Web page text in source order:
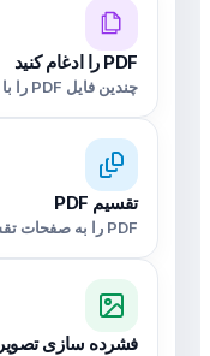
PDF را ادغام کنید
چندین فایل PDF را با هم ترکیب کنید
تقسیم PDF
PDF را به صفحات تقسیم کنید
فشرده سازی تصویر